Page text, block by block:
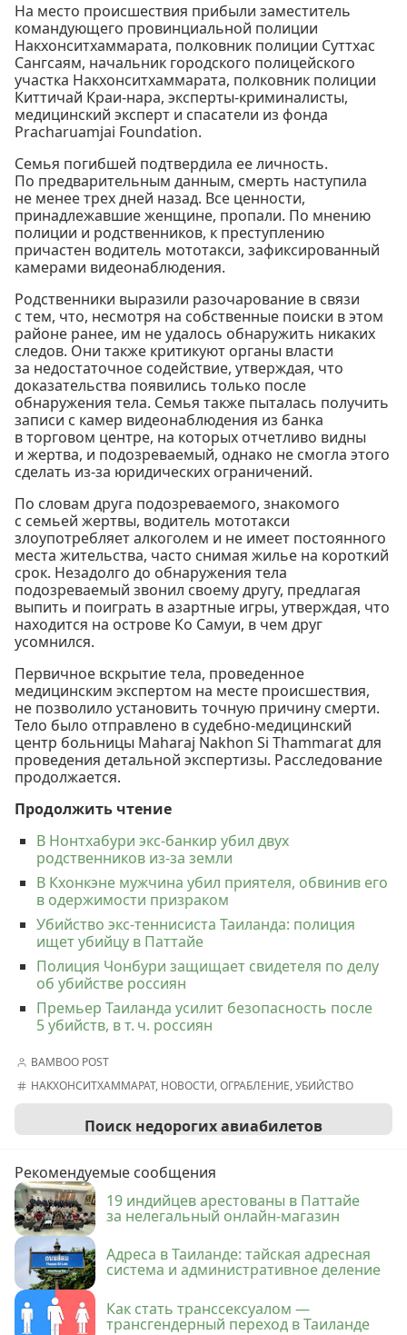
На место происшествия прибыли заместитель
командующего провинциальной полиции
Накхонситхаммарата, полковник полиции Суттхас
Сангсаям, начальник городского полицейского
участка Накхонситхаммарата, полковник полиции
Киттичай Краи-нара, эксперты-криминалисты,
медицинский эксперт и спасатели из фонда
Pracharuamjai Foundation.
Семья погибшей подтвердила ее личность.
По предварительным данным, смерть наступила
не менее трех дней назад. Все ценности,
принадлежавшие женщине, пропали. По мнению
полиции и родственников, к преступлению
причастен водитель мототакси, зафиксированный
камерами видеонаблюдения.
Родственники выразили разочарование в связи
с тем, что, несмотря на собственные поиски в этом
районе ранее, им не удалось обнаружить никаких
следов. Они также критикуют органы власти
за недостаточное содействие, утверждая, что
доказательства появились только после
обнаружения тела. Семья также пыталась получить
записи с камер видеонаблюдения из банка
в торговом центре, на которых отчетливо видны
и жертва, и подозреваемый, однако не смогла этого
сделать из-за юридических ограничений.
По словам друга подозреваемого, знакомого
с семьей жертвы, водитель мототакси
злоупотребляет алкоголем и не имеет постоянного
места жительства, часто снимая жилье на короткий
срок. Незадолго до обнаружения тела
подозреваемый звонил своему другу, предлагая
выпить и поиграть в азартные игры, утверждая, что
находится на острове Ко Самуи, в чем друг
усомнился.
Первичное вскрытие тела, проведенное
медицинским экспертом на месте происшествия,
не позволило установить точную причину смерти.
Тело было отправлено в судебно-медицинский
центр больницы Maharaj Nakhon Si Thammarat для
проведения детальной экспертизы. Расследование
продолжается.
Продолжить чтение
В Нонтхабури экс-банкир убил двух
родственников из-за земли
В Кхонкэне мужчина убил приятеля, обвинив его
в одержимости призраком
Убийство экс-теннисиста Таиланда: полиция
ищет убийцу в Паттайе
Полиция Чонбури защищает свидетеля по делу
об убийстве россиян
Премьер Таиланда усилит безопасность после
5 убийств, в т. ч. россиян
BAMBOO POST
НАКХОНСИТХАММАРАТ, НОВОСТИ,ОГРАБЛЕНИЕ,УБИЙСТВО
Поиск недорогих авиабилетов
Рекомендуемые сообщения
19 индийцев арестованы в Паттайе
за нелегальный онлайн-магазин
Адреса в Таиланде: тайская адресная
система и административное деление
Как стать транссексуалом —
трансгендерный переход в Таиланде